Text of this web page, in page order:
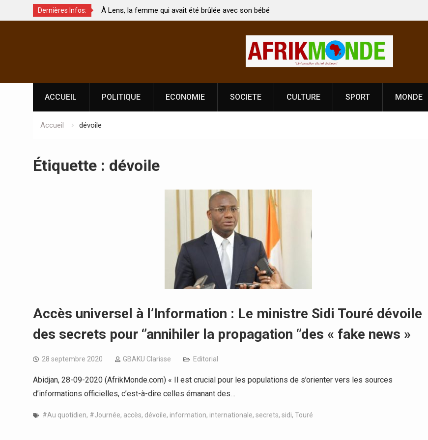
Dernières Infos:
touchés ?
À Lens, la femme qui avait été brûlée avec son bébé
par son mari est morte
Coopération: Le ministre Indien Kirti Vardhan Singh à
Abidjan pour la célébration de la Fête de
l’indépendance
ACCUEIL POLITIQUE ECONOMIE SOCIETE CULTURE SPORT MONDE
Accueil dévoile
Étiquette : dévoile
Accès universel à l’Information : Le ministre Sidi Touré dévoile
des secrets pour ‘’annihiler la propagation ‘’des « fake news »
28 septembre 2020 GBAKU Clarisse Editorial
Abidjan, 28-09-2020 (AfrikMonde.com) « Il est crucial pour les populations de s’orienter vers les sources
d’informations officielles, c’est-à-dire celles émanant des…
#Au quotidien, #Journée, accès, dévoile, information, internationale, secrets, sidi, Touré